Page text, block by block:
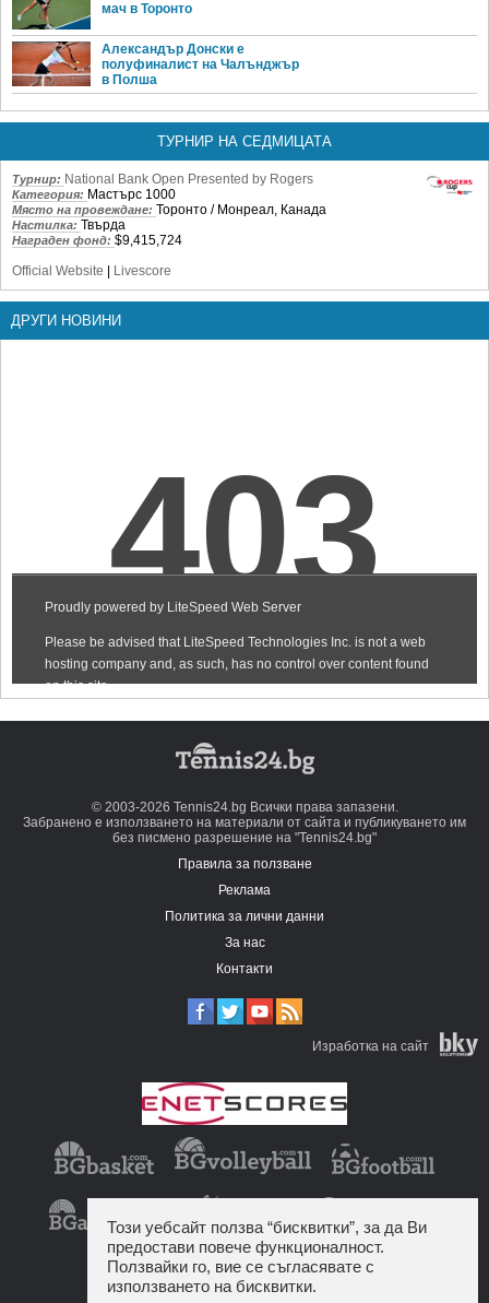
мач в Торонто
Александър Донски е
полуфиналист на Чалънджър
в Полша
ТУРНИР НА СЕДМИЦАТА
Турнир: National Bank Open Presented by Rogers
Категория: Мастърс 1000
Място на провеждане: Торонто / Монреал, Канада
Настилка: Твърда
Награден фонд: $9,415,724
Official Website
Livescore
ДРУГИ НОВИНИ
© 2003-2026 Tennis24.bg Всички права запазени.
Забранено е използването на материали от сайта и публикуването им
без писмено разрешение на "Tennis24.bg"
Правила за ползване
Реклама
Политика за лични данни
За нас
Контакти
Изработка на сайт
Този уебсайт ползва “бисквитки”, за да Ви
предостави повече функционалност.
Ползвайки го, вие се съгласявате с
използването на бисквитки.